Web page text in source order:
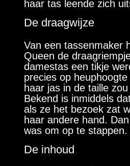
haar tas leende zich
De draagwijze
Van een tassenmaker
Queen de
damestas een tikje
precies op
haar jas in de taille
Bekend is inmiddels
als ze het bezoek zat
haar andere hand.
was om op te stappen.
De inhoud